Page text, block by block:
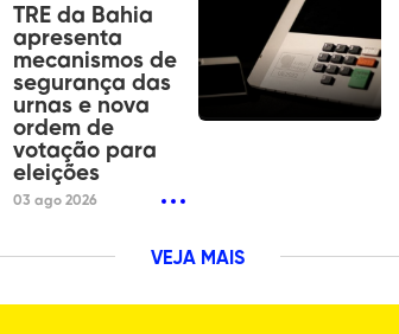
TRE da Bahia
apresenta
mecanismos de
segurança das
urnas e nova
ordem de
votação para
eleições
03 ago 2026
VEJA MAIS